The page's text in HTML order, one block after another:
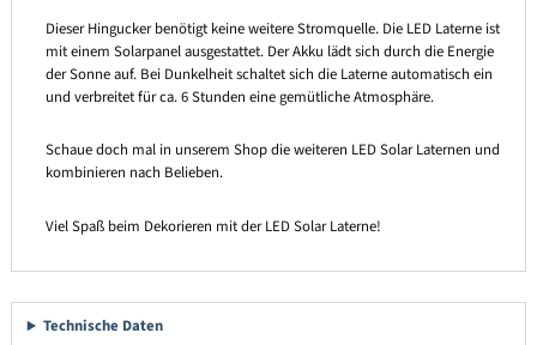
Dieser Hingucker benötigt keine weitere Stromquelle. Die LED Laterne ist
mit einem Solarpanel ausgestattet. Der Akku lädt sich durch die Energie
der Sonne auf. Bei Dunkelheit schaltet sich die Laterne automatisch ein
und verbreitet für ca. 6 Stunden eine gemütliche Atmosphäre.
Schaue doch mal in unserem Shop die weiteren LED Solar Laternen und
kombinieren nach Belieben.
Viel Spaß beim Dekorieren mit der LED Solar Laterne!
Technische Daten